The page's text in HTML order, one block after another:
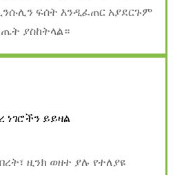
ፍሰት እንዲፈጠር አያደርጉም
ያስከትላል።
ነገሮችን ይይዛል
ዚንክ ወዘተ ያሉ የተለያዩ